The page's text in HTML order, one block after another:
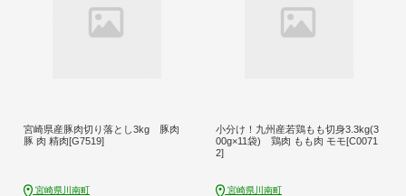
宮崎県産豚肉切り落とし3kg 豚肉
豚 肉 精肉[G7519]
宮崎県川南町
小分け！九州産若鶏もも切身3.3kg(3
00g×11袋) 鶏肉 もも肉 モモ[C0071
2]
宮崎県川南町